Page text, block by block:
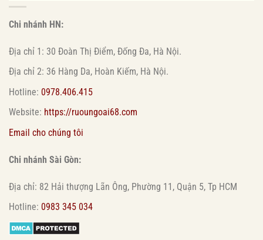
Chi nhánh HN:
Địa chỉ 1: 30 Đoàn Thị Điểm, Đống Đa, Hà Nội.
Địa chỉ 2: 36 Hàng Da, Hoàn Kiếm, Hà Nội.
Hotline: 0978.406.415
Website: https://ruoungoai68.com
Email cho chúng tôi
Chi nhánh Sài Gòn:
Địa chỉ: 82 Hải thượng Lãn Ông, Phường 11, Quận 5, Tp HCM
Hotline: 0983 345 034